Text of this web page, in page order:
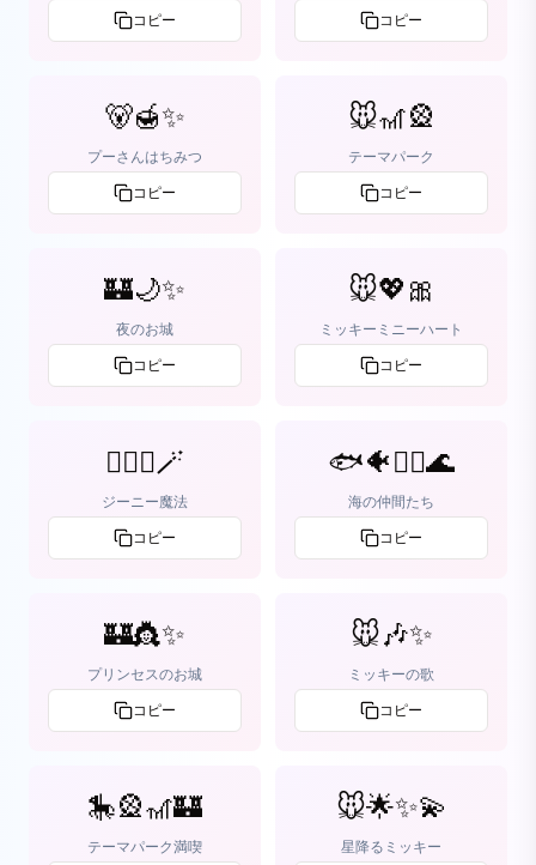
コピー コピー
🐻🍯✨
プーさんはちみつ
コピー
🐭🎢🎡
テーマパーク
コピー
🏰🌙✨
夜のお城
コピー
🐭💖🎀
ミッキーミニーハート
コピー
🧞‍♂️✨🪄
ジーニー魔法
コピー
🐟🐠🧜‍♀️🌊
海の仲間たち
コピー
🏰👸✨
プリンセスのお城
コピー
🐭🎶✨
ミッキーの歌
コピー
🎠🎡🎢🏰
テーマパーク満喫
🐭🌟✨💫
星降るミッキー